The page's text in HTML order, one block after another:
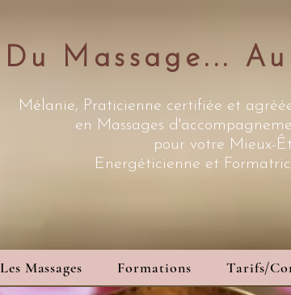
Du Massage...
Mélanie, Praticienne certifiée et
en Massages
pour votre Mieux-
Energéticienne et
Les Massages Formations Tarifs/